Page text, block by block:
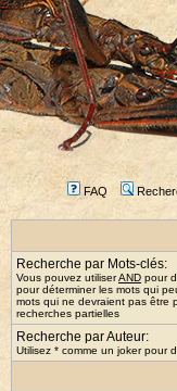
FAQ
Recherche par Mots-clés:
Vous pouvez utiliserAND pour
pour déterminer les mots qui
mots qui ne devraient pas être
recherches partielles
Recherche par Auteur:
Utilisez * comme un joker pour